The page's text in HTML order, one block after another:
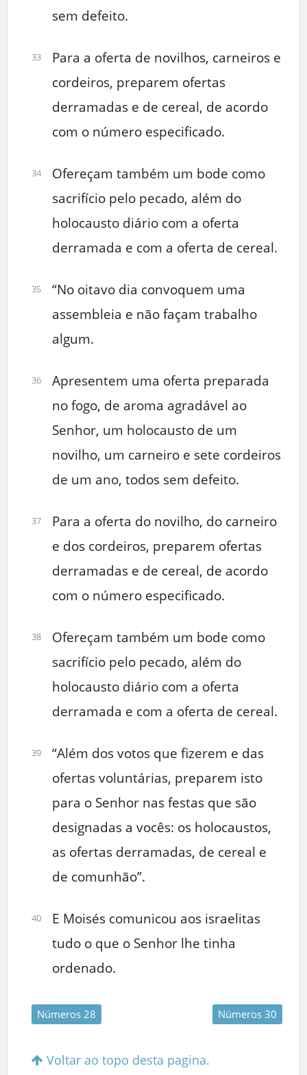
sem defeito.
33
Para a oferta de novilhos, carneiros e
cordeiros, preparem ofertas
derramadas e de cereal, de acordo
com o número especificado.
34
Ofereçam também um bode como
sacrifício pelo pecado, além do
holocausto diário com a oferta
derramada e com a oferta de cereal.
35
“No oitavo dia convoquem uma
assembleia e não façam trabalho
algum.
36
Apresentem uma oferta preparada
no fogo, de aroma agradável ao
Senhor, um holocausto de um
novilho, um carneiro e sete cordeiros
de um ano, todos sem defeito.
37
Para a oferta do novilho, do carneiro
e dos cordeiros, preparem ofertas
derramadas e de cereal, de acordo
com o número especificado.
38
Ofereçam também um bode como
sacrifício pelo pecado, além do
holocausto diário com a oferta
derramada e com a oferta de cereal.
39
“Além dos votos que fizerem e das
ofertas voluntárias, preparem isto
para o Senhor nas festas que são
designadas a vocês: os holocaustos,
as ofertas derramadas, de cereal e
de comunhão”.
40
E Moisés comunicou aos israelitas
tudo o que o Senhor lhe tinha
ordenado.
Números 28 Números 30
Voltar ao topo desta pagina.